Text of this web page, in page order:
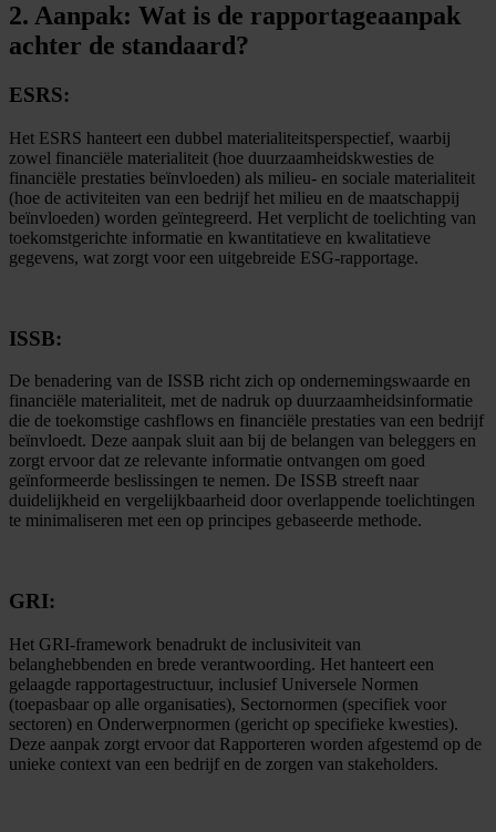
2. Aanpak: Wat is de rapportageaanpak
achter de standaard?
ESRS:
Het ESRS hanteert een dubbel materialiteitsperspectief, waarbij
zowel financiële materialiteit (hoe duurzaamheidskwesties de
financiële prestaties beïnvloeden) als milieu- en sociale materialiteit
(hoe de activiteiten van een bedrijf het milieu en de maatschappij
beïnvloeden) worden geïntegreerd. Het verplicht de toelichting van
toekomstgerichte informatie en kwantitatieve en kwalitatieve
gegevens, wat zorgt voor een uitgebreide ESG-rapportage.
ISSB:
De benadering van de ISSB richt zich op ondernemingswaarde en
financiële materialiteit, met de nadruk op duurzaamheidsinformatie
die de toekomstige cashflows en financiële prestaties van een bedrijf
beïnvloedt. Deze aanpak sluit aan bij de belangen van beleggers en
zorgt ervoor dat ze relevante informatie ontvangen om goed
geïnformeerde beslissingen te nemen. De ISSB streeft naar
duidelijkheid en vergelijkbaarheid door overlappende toelichtingen
te minimaliseren met een op principes gebaseerde methode.
GRI:
Het GRI-framework benadrukt de inclusiviteit van
belanghebbenden en brede verantwoording. Het hanteert een
gelaagde rapportagestructuur, inclusief Universele Normen
(toepasbaar op alle organisaties), Sectornormen (specifiek voor
sectoren) en Onderwerpnormen (gericht op specifieke kwesties).
Deze aanpak zorgt ervoor dat Rapporteren worden afgestemd op de
unieke context van een bedrijf en de zorgen van stakeholders.